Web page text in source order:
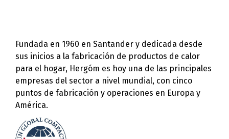
Fundada en 1960 en Santander y dedicada desde
sus inicios a la fabricación de productos de calor
para el hogar, Hergóm es hoy una de las principales
empresas del sector a nivel mundial, con cinco
puntos de fabricación y operaciones en Europa y
América.